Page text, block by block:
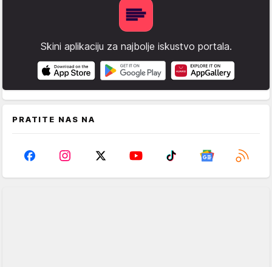
Skini aplikaciju za najbolje iskustvo portala.
PRATITE NAS NA